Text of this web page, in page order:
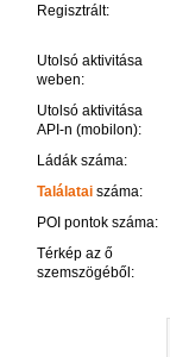
Regisztrált:
Utolsó aktivitása
weben:
Utolsó aktivitása
API-n (mobilon):
Ládák száma:
Találatai száma:
POI pontok száma:
Térkép az ő
szemszögéből: